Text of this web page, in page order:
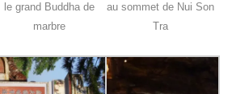
le grand Buddha de
marbre
au sommet de Nui Son
Tra